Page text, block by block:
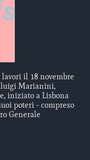
il 18 novembre
Marianini,
iniziato a Lisbona
poteri - compreso
Generale